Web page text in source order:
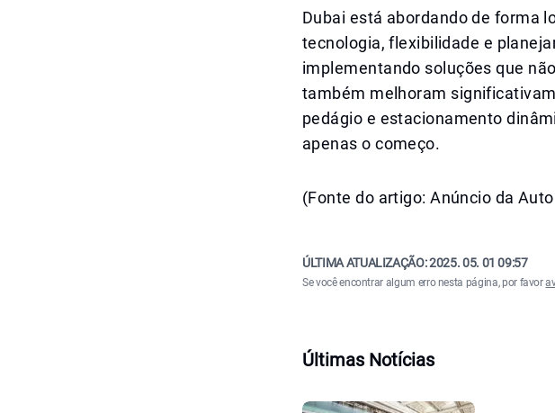
Dubai está abordando de forma
tecnologia, flexibilidade e
implementando soluções que
também melhoram
pedágio e estacionamento
apenas o começo.
(Fonte do artigo: Anúncio da
ÚLTIMA ATUALIZAÇÃO:2025. 05. 01 09:57
Se você encontrar algum erro nesta página, por favor
Últimas Notícias